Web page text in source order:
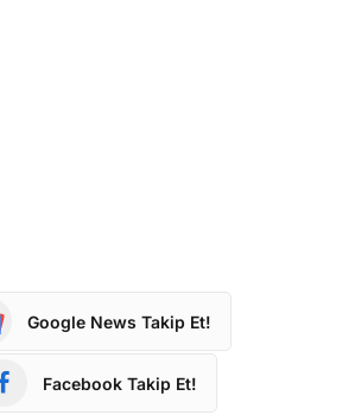
Google News Takip Et!
Facebook Takip Et!